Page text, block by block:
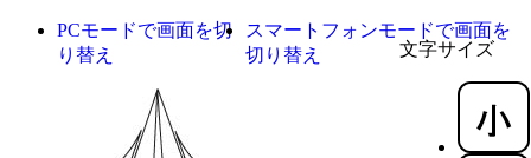
文字サイズ
PCモードで画面を切
り替え
スマートフォンモードで画面を
切り替え